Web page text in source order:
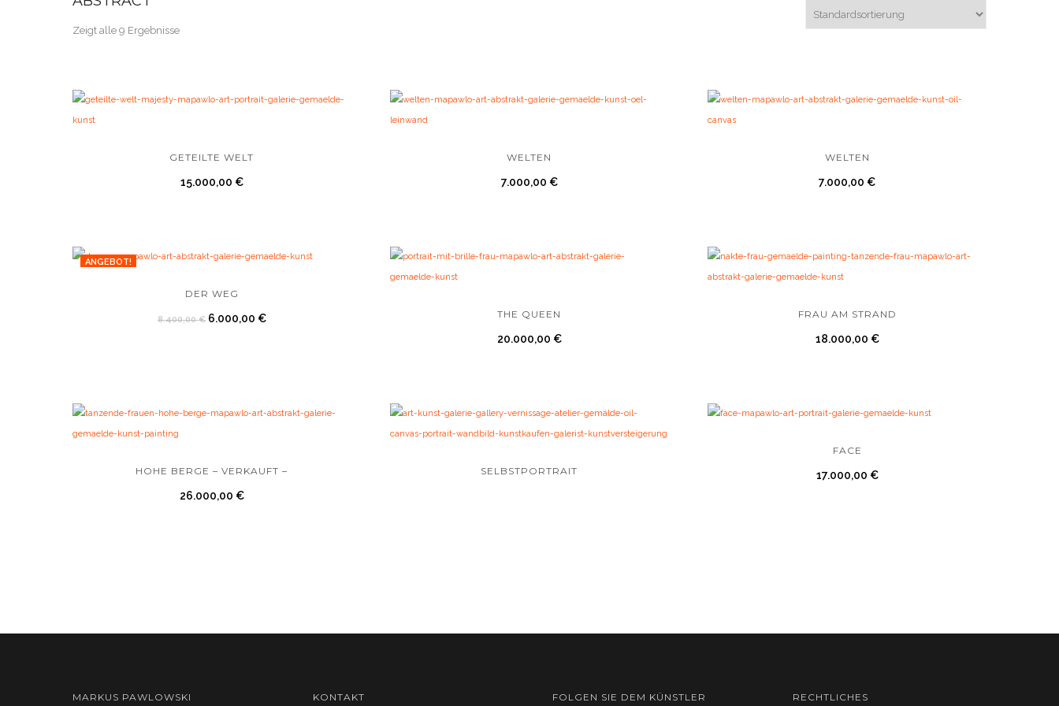
Zeigt alle 9 Ergebnisse
GETEILTE WELT
15.000,00 €
WELTEN
7.000,00 €
WELTEN
7.000,00 €
ANGEBOT!
DER WEG
8.400,00€ 6.000,00 € THE QUEEN
20.000,00 €
FRAU AM STRAND
18.000,00 €
HOHE BERGE – VERKAUFT –
26.000,00 €
SELBSTPORTRAIT
FACE
17.000,00 €
MARKUS PAWLOWSKI KONTAKT FOLGEN SIE DEM KÜNSTLER RECHTLICHES